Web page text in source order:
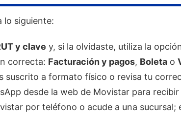
lo siguiente:
y clave y, si la olvidaste, utiliza la
correcta: Facturación y pagos, Boleta o
suscrito a formato físico o revisa tu
desde la web de Movistar para
por teléfono o acude a una sucursal;